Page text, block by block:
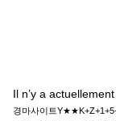
Il n’y a
경마사이트